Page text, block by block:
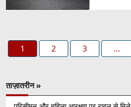
1 2 3 …
ताज़ातरीन »